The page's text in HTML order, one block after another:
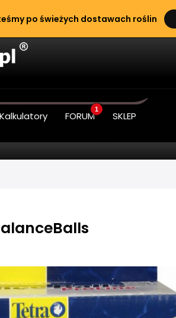
po świeżych dostawach roślin
Kalkulatory FORUM
1
SKLEP